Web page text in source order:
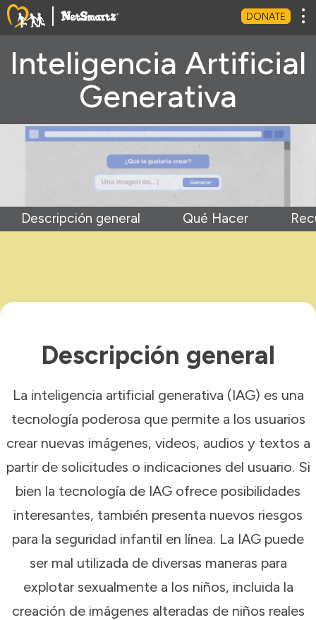
DONATE
Inteligencia Artificial
Generativa
Descripción general Qué Hacer
Descripción general
La inteligencia artificial generativa (IAG) es una
tecnología poderosa que permite a los usuarios
crear nuevas imágenes, videos, audios y textos a
partir de solicitudes o indicaciones del usuario. Si
bien la tecnología de IAG ofrece posibilidades
interesantes, también presenta nuevos riesgos
para la seguridad infantil en línea. La IAG puede
ser mal utilizada de diversas maneras para
explotar sexualmente a los niños, incluida la
creación de imágenes alteradas de niños reales